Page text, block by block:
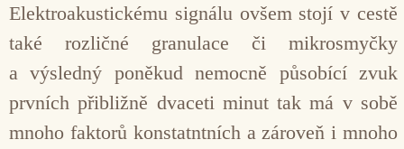
Elektroakustickému signálu ovšem stojí v cestě
také rozličné granulace či mikrosmyčky
a výsledný poněkud nemocně působící zvuk
prvních přibližně dvaceti minut tak má v sobě
mnoho faktorů konstatntních a zároveň i mnoho